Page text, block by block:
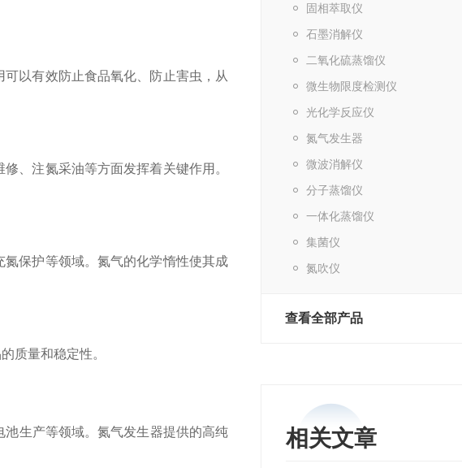
固相萃取仪
石墨消解仪
二氧化硫蒸馏仪
微生物限度检测仪
光化学反应仪
氮气发生器
微波消解仪
分子蒸馏仪
一体化蒸馏仪
集菌仪
氮吹仪
查看全部产品
相关文章
以有效防止食品氧化、防止害虫，从
、注氮采油等方面发挥着关键作用。
保护等领域。氮气的化学惰性使其成
质量和稳定性。
生产等领域。氮气发生器提供的高纯